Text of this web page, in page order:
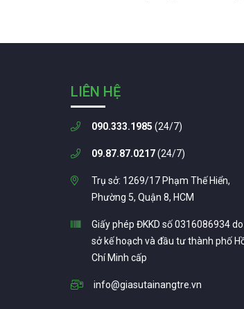
LIÊN HỆ
090.333.1985 (24/7)
09.87.87.0217(24/7)
Trụ sở: 1269/17 Phạm Thế Hiển,
Phường 5, Quận 8, HCM
Giấy phép ĐKKD số 0316086934 do
sở kế hoạch và đầu tư thành phố
Chí Minh cấp
info@giasutainangtre.vn